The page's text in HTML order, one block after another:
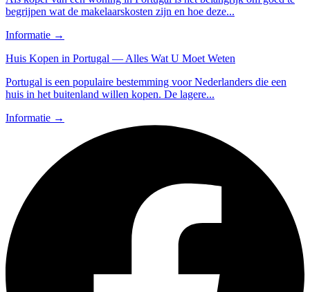
begrijpen wat de makelaarskosten zijn en hoe deze...
Informatie →
Huis Kopen in Portugal — Alles Wat U Moet Weten
Portugal is een populaire bestemming voor Nederlanders die een
huis in het buitenland willen kopen. De lagere...
Informatie →